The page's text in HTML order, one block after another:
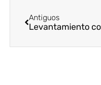
Antiguos